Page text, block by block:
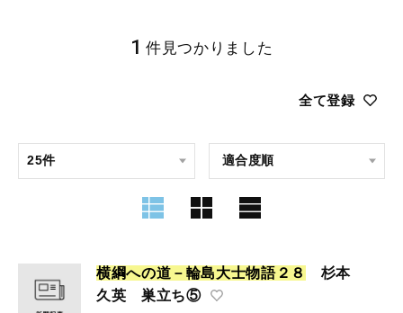
全て登録
1 件見つかりました
横綱への道 － 輪島大士物語２ ８
杉本
久英 巣立ち⑤